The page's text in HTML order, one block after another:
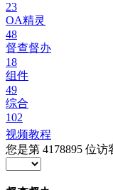
23
OA精灵
48
督查督办
18
组件
49
综合
102
视频教程
您是第 4178895 位访